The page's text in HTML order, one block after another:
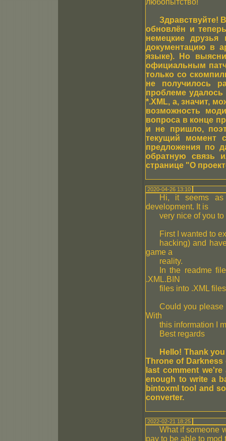
любопытство!
Здравствуйте!
обновлён и
немецкие
документацию в
языке). Но
официальным
только со
не получилось
проблеме
*.XML, а, значит,
возможность
вопроса в конце
и не пришло,
текущий момент
предложения по
обратную связь
странице "О
2020-04-26 13:10
Hi, it seems
development. It is
very nice of you
First I wanted to
hacking) and
game a
reality.
In the readme
.XML.BIN
files into .XML
Could you
With
this information I
Best regards
Hello! Thank
Throne of
last comment
enough to write a
bintoxml tool and
converter.
2022-02-21 18:25
What if someone
pay to be able to mod